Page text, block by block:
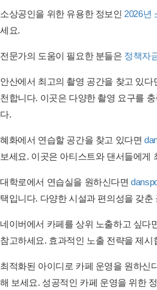
소상공인을 위한 유용한 정보인 2026년
세요.
전문가의 도움이 필요한 분들은 정책자
안산에서 최고의 촬영 공간을 찾고 있다
천합니다. 이곳은 다양한 촬영 요구를
다.
혜화에서 연습할 공간을 찾고 있다면
보세요. 이곳은 아티스트와 댄서들에게
대학로에서 연습실을 원하신다면
택입니다. 다양한 시설과 편의성을 갖춘
네이버에서 카페를 상위 노출하고 싶다
참고하세요. 효과적인 노출 전략을 제시
최적화된 아이디로 카페 운영을 원하신
해 보세요. 성공적인 카페 운영을 위한